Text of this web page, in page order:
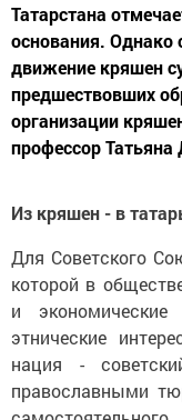
Татарстана
основания. Однако
движение кряшен
предшествовших
организации
профессор
Из кряшен - в
Для Советского
которой в
и
этнические
нация -
православными